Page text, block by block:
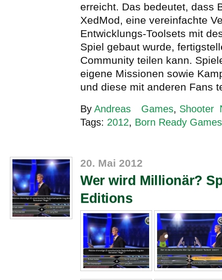
erreicht. Das bedeutet, dass
XedMod, eine vereinfachte
Entwicklungs-Toolsets mit
Spiel gebaut wurde,
Community teilen kann.
eigene Missionen sowie
und diese mit anderen Fans
By Andreas Games, Shooter
Tags: 2012, Born Ready Games
20. Mai 2012
Wer wird Millionär?
Editions